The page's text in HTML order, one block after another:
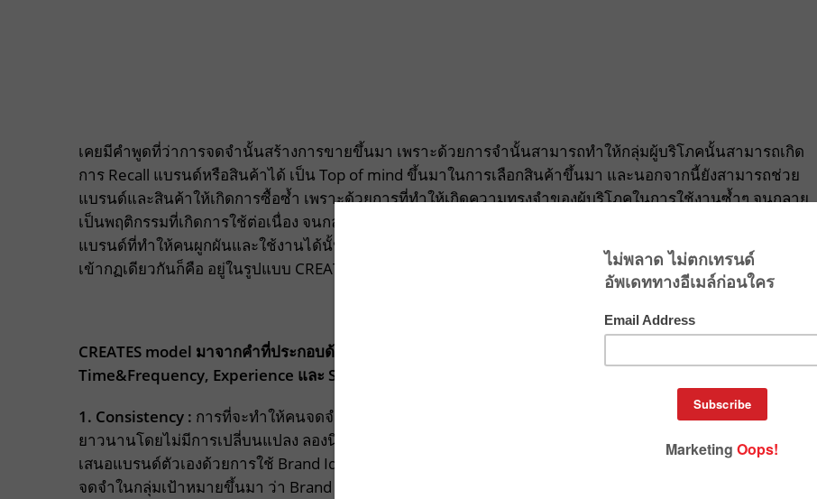
เคยมีคำพูดที่ว่าการจดจำนั้นสร้างการขายขึ้นมา เพราะด้วยการจำนั้นสามารถทำให้กลุ่มผู้บริโภคนั้นสามารถเกิด
การ Recall แบรนด์หรือสินค้าได้ เป็น Top of mind ขึ้นมาในการเลือกสินค้าขึ้นมา และนอกจากนี้ยังสามารถช่วย
แบรนด์และสินค้าให้เกิดการซื้อซ้ำ เพราะด้วยการที่ทำให้เกิดความทรงจำของผู้บริโภคในการใช้งานซ้ำๆ จนกลาย
เป็นพฤติกรรมที่เกิดการใช้ต่อเนื่อง จนกลายเป็นนิสัยและเป็นนิสัยที่ต้องใช้แบรนด์นี้ สินค้านี้เท่านั้นขึ้นมา ด้วย
แบรนด์ที่ทำให้คนผูกผันและใช้งานได้นั้นมีส่วนที่เหมือนๆ กัน คือการมี จิตวิทยา พฤติกรรมและ neuromarketing ที่
เข้ากฏเดียวกันก็คือ อยู่ในรูปแบบ CREATES Model
CREATES model มาจากคำที่ประกอบด้วยกันว่า Consistency, Repetition, Emotion, Attention,
Time&Frequency, Experience และ Storytelling
1. Consistency : การที่จะทำให้คนจดจำได้นั้นคือการมีความคงเส้นคงวาในการนำเสนอตัวเองในระยะเวลาที่
ยาวนานโดยไม่มีการเปลี่บนแปลง ลองนึกถึงรูปร่างขวด Coca Cola, Logo แบรนด์อย่าง Apple ขึ้นมา จะเห็นการนำ
เสนอแบรนด์ตัวเองด้วยการใช้ Brand Identity logo รูปร่างของแบรนด์นั้นในระยะเวลาที่ยาวที่นานจะสร้างความ
จดจำในกลุ่มเป้าหมายขึ้นมา ว่า Brand Identity นั้นคือแบรนด์อะไรได้ในทันที ตัวอย่างของ Coca Cola ใช้ logo ใน